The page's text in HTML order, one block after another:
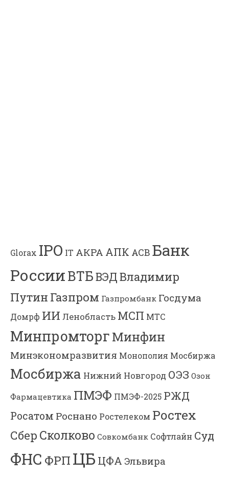
Glorax IPO IT АКРА АПК АСВ Банк
РоссииВТБВЭДВладимир
Путин Газпром Газпромбанк Госдума
Домрф ИИ Ленобласть МСП МТС
МинпромторгМинфин
Минэкономразвития Монополия Мосбиржа
Мосбиржа Нижний Новгород ОЭЗ Озон
Фармацевтика ПМЭФ ПМЭФ-2025 РЖД
Росатом Роснано Ростелеком Ростех
Сбер Сколково Совкомбанк Софтлайн Суд
ФНС ФРП ЦБ ЦФА Эльвира